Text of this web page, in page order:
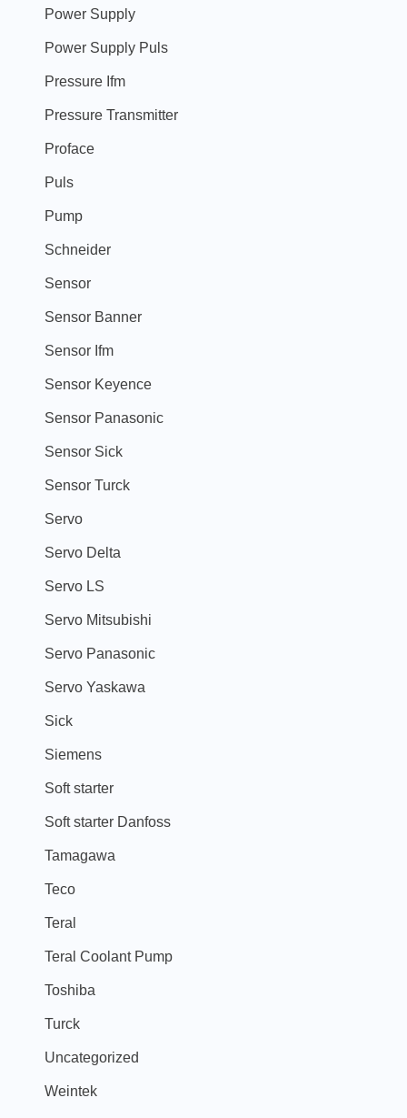
Power Supply
Power Supply Puls
Pressure Ifm
Pressure Transmitter
Proface
Puls
Pump
Schneider
Sensor
Sensor Banner
Sensor Ifm
Sensor Keyence
Sensor Panasonic
Sensor Sick
Sensor Turck
Servo
Servo Delta
Servo LS
Servo Mitsubishi
Servo Panasonic
Servo Yaskawa
Sick
Siemens
Soft starter
Soft starter Danfoss
Tamagawa
Teco
Teral
Teral Coolant Pump
Toshiba
Turck
Uncategorized
Weintek